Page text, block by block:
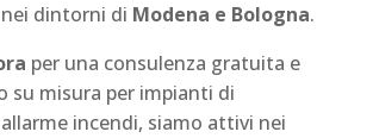
dintorni di Modena e Bologna.
per una consulenza gratuita e
su misura per impianti di
incendi, siamo attivi nei